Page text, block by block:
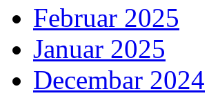
Februar 2025
Januar 2025
Decembar 2024